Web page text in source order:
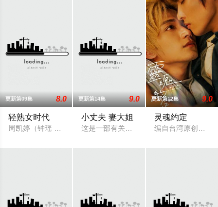
更新第09集 8.0
轻熟女时代
周凯婷（钟瑶 饰）年纪轻轻就已经成为了购物网站的行销副总
更新第14集 9.0
小丈夫 妻大姐
这是一部有关婚姻、爱情、家庭、伦理，
更新第12集 9.0
灵魂约定
编自台湾原创小说